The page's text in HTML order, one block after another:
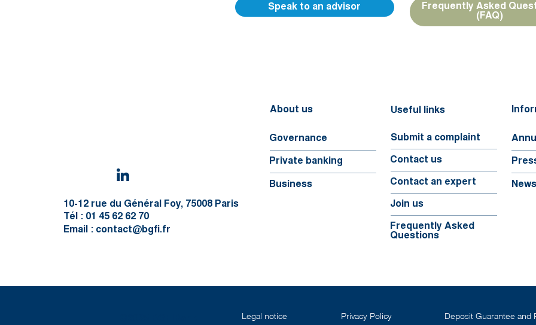
Legal notice Privacy Policy Deposit Guarantee and
Speak to an advisor
Frequently Asked
(FAQ)
About us
Governance
Private banking
Business
Useful links
Submit a complaint
Contact us
Contact an expert
Join us
Frequently Asked
Questions
News
10-12 rue du Général Foy, 75008 Paris
Tél : 01 45 62 62 70
Email : contact@bgfi.fr